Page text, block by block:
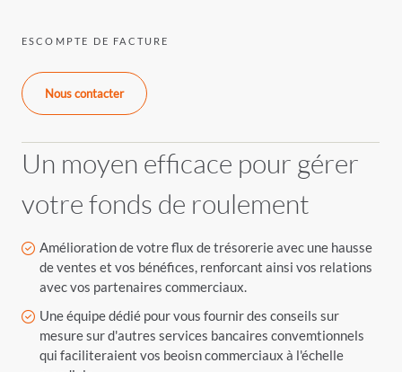
ESCOMPTE DE FACTURE
Nous contacter
Un moyen efficace pour gérer
votre fonds de roulement
Amélioration de votre flux de trésorerie avec une hausse
de ventes et vos bénéfices, renforcant ainsi vos relations
avec vos partenaires commerciaux.
Une équipe dédié pour vous fournir des conseils sur
mesure sur d'autres services bancaires convemtionnels
qui faciliteraient vos beoisn commerciaux à l'échelle